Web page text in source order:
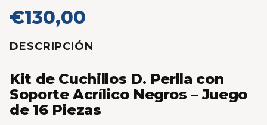
€130,00
DESCRIPCIÓN
Kit de Cuchillos D. Perlla con
Soporte Acrílico Negros – Juego
de 16 Piezas